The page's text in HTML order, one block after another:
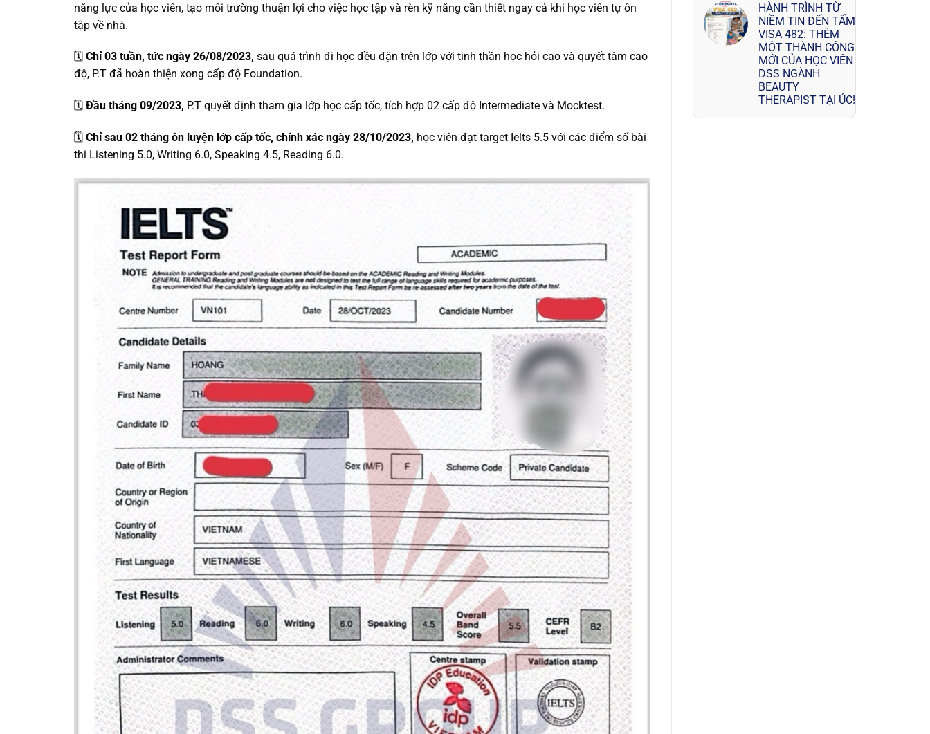
năng lực của học viên, tạo môi trường thuận lợi cho việc học tập và rèn kỹ năng cần thiết ngay cả khi học viên tự ôn
tập về nhà.
🗓️ Chỉ 03 tuần, tức ngày 26/08/2023, sau quá trình đi học đều đặn trên lớp với tinh thần học hỏi cao và quyết tâm cao
độ, P.T đã hoàn thiện xong cấp độ Foundation.
🗓️ Đầu tháng 09/2023, P.T quyết định tham gia lớp học cấp tốc, tích hợp 02 cấp độ Intermediate và Mocktest.
🗓️ Chỉ sau 02 tháng ôn luyện lớp cấp tốc, chính xác ngày 28/10/2023, học viên đạt target Ielts 5.5 với các điểm số bài
thi Listening 5.0, Writing 6.0, Speaking 4.5, Reading 6.0.
HÀNH TRÌNH TỪ
NIỀM TIN ĐẾN TẤM
VISA 482: THÊM
MỘT THÀNH CÔNG
MỚI CỦA HỌC VIÊN
DSS NGÀNH
BEAUTY
THERAPIST TẠI ÚC!